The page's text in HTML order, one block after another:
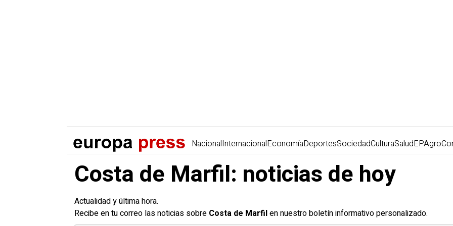
NacionalInternacionalEconomíaDeportesSociedadCulturaSaludEPAgro
Costa de Marfil: noticias de hoy
Actualidad y última hora.
Recibe en tu correo las noticias sobre Costa de Marfilen nuestro boletín informativo personalizado.